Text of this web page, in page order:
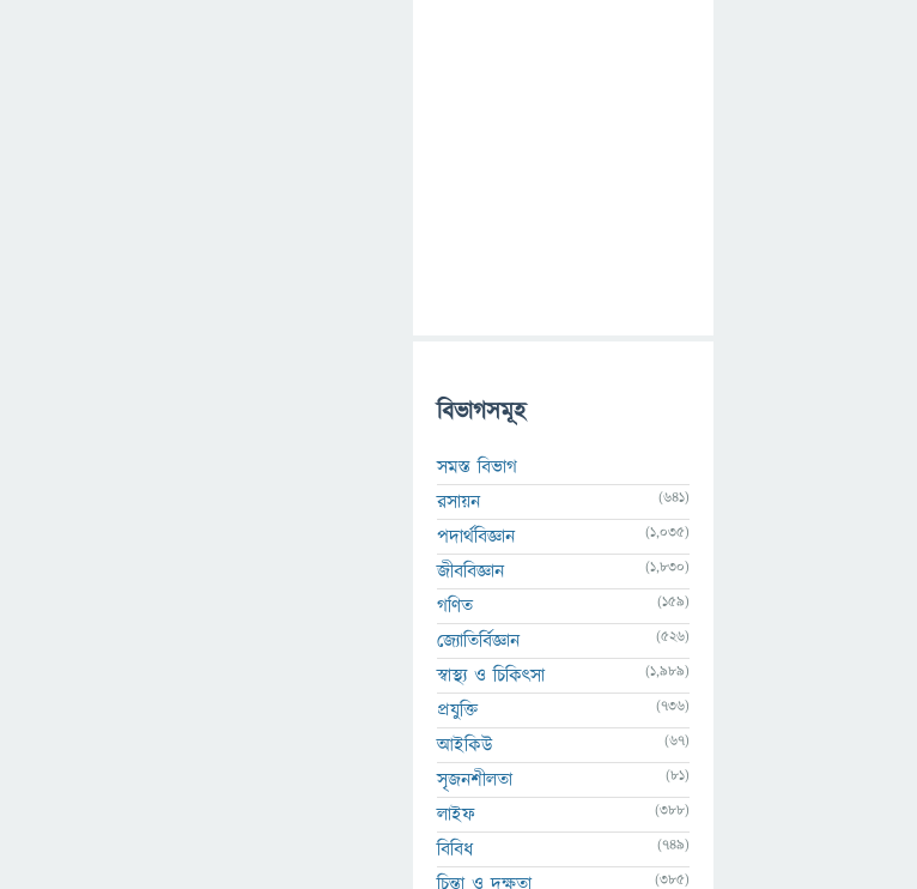
বিভাগসমূহ
সমস্ত বিভাগ
রসায়ন
(641)
পদার্থবিজ্ঞান (1,035)
জীববিজ্ঞান (1,830)
গণিত (159)
জ্যোতির্বিজ্ঞান (526)
স্বাস্থ্য ও চিকিৎসা (1,989)
প্রযুক্তি (736)
আইকিউ (67)
সৃজনশীলতা (81)
লাইফ (388)
বিবিধ (749)
চিন্তা ও দক্ষতা (385)